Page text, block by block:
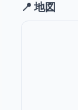
📍 地図